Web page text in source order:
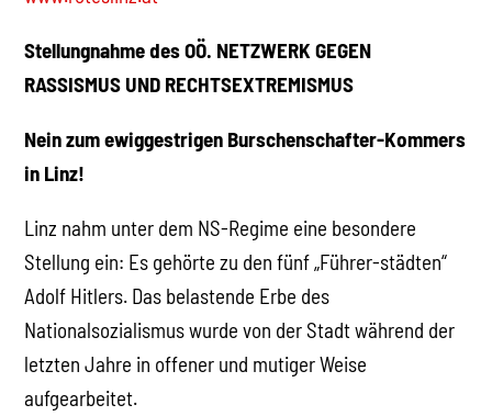
Stellungnahme des OÖ. NETZWERK GEGEN
RASSISMUS UND RECHTSEXTREMISMUS
Nein zum ewiggestrigen Burschenschafter-Kommers
in Linz!
Linz nahm unter dem NS-Regime eine besondere
Stellung ein: Es gehörte zu den fünf „Führer-städten“
Adolf Hitlers. Das belastende Erbe des
Nationalsozialismus wurde von der Stadt während der
letzten Jahre in offener und mutiger Weise
aufgearbeitet.